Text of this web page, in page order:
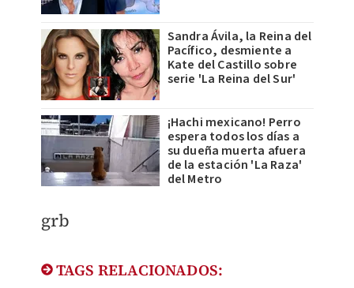
Sandra Ávila, la Reina del
Pacífico, desmiente a
Kate del Castillo sobre
serie 'La Reina del Sur'
¡Hachi mexicano! Perro
espera todos los días a
su dueña muerta afuera
de la estación 'La Raza'
del Metro
grb
TAGS RELACIONADOS: